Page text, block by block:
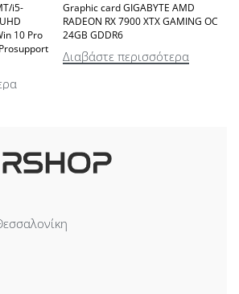
i5-
10 Pro
Graphic card GIGABYTE AMD
RADEON RX 7900 XTX GAMING OC
24GB GDDR6
Διαβάστε περισσότερα